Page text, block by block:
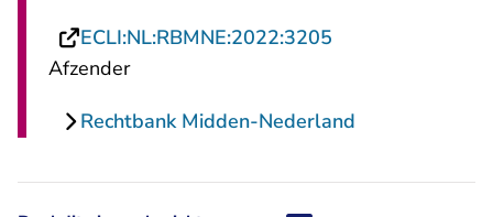
ECLI:NL:RBMNE:2022:3205
Afzender
Rechtbank Midden-Nederland